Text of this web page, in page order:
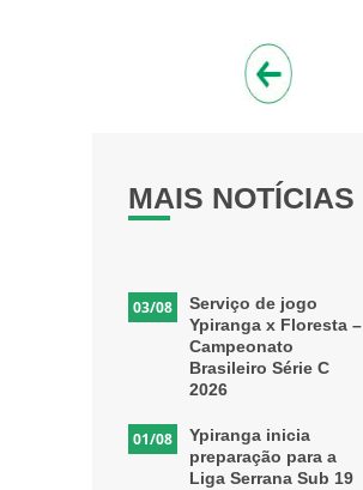
MAIS NOTÍCIAS
03/08
Serviço de jogo
Ypiranga x Floresta –
Campeonato
Brasileiro Série C
2026
01/08
Ypiranga inicia
preparação para a
Liga Serrana Sub 19